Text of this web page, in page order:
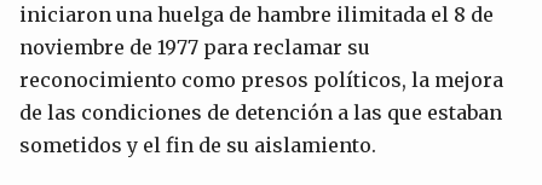
iniciaron una huelga de hambre ilimitada el 8 de
noviembre de 1977 para reclamar su
reconocimiento como presos políticos, la mejora
de las condiciones de detención a las que estaban
sometidos y el fin de su aislamiento.